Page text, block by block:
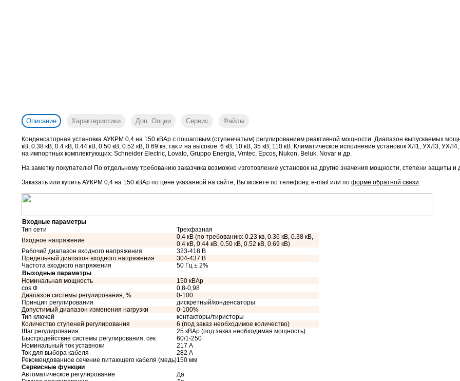
Описание Характеристики Доп. Опции Сервис Файлы
Конденсаторная установка АУКРМ 0,4 на 150 кВАр с пошаговым (ступенчатым) регулированием реактивной мощности. Диапазон выпускаемых
кВ, 0.38 кВ, 0.4 кВ, 0.44 кВ, 0.50 кВ, 0.52 кВ, 0.69 кв, так и на высокое: 6 кВ, 10 кВ, 35 кВ, 110 кВ. Климатическое исполнение установок ХЛ1, УХЛ3,
на импортных комплектующих: Schneider Electric, Lovato, Gruppo Energia, Vmtec, Epcos, Nukon, Beluk, Novar и др.
На заметку покупателю! По отдельному требованию заказчика возможно изготовление установок на другие значения мощности, степени защиты и
Заказать или купить АУКРМ 0,4 на 150 кВАр по цене указанной на сайте, Вы можете по телефону, e-mail или по форме обратной связи.
Входные параметры
Тип сети
Трехфазная
Входное напряжение
0,4 кВ (по требованию: 0.23 кв, 0.36 кВ, 0.38 кВ,
0.4 кВ, 0.44 кВ, 0.50 кВ, 0.52 кВ, 0.69 кВ)
Рабочий диапазон входного напряжения
323-418 В
Предельный диапазон входного напряжения
304-437 В
Частота входного напряжения
50 Гц ± 2%
Выходные параметры
Номинальная мощность
150 кВАр
cos Ф
0,8-0,98
Диапазон системы регулирования, %
0-100
Принцип регулирования
дискретный/конденсаторы
Допустимый диапазон изменения нагрузки
0-100%
Тип ключей
контакторы/тиристоры
Количество ступеней регулирования
6 (под заказ необходимое количество)
Шаг регулирования
25 кВАр (под заказ необходимая мощность)
Быстродействие системы регулирования, сек
60/1-250
Номинальный ток уставноки
217 А
Ток для выбора кабеля
282 А
Рекомендованное сечение питающего кабеля (медь)150 мм
Сервисные функции
Автоматическое регулирование
Да